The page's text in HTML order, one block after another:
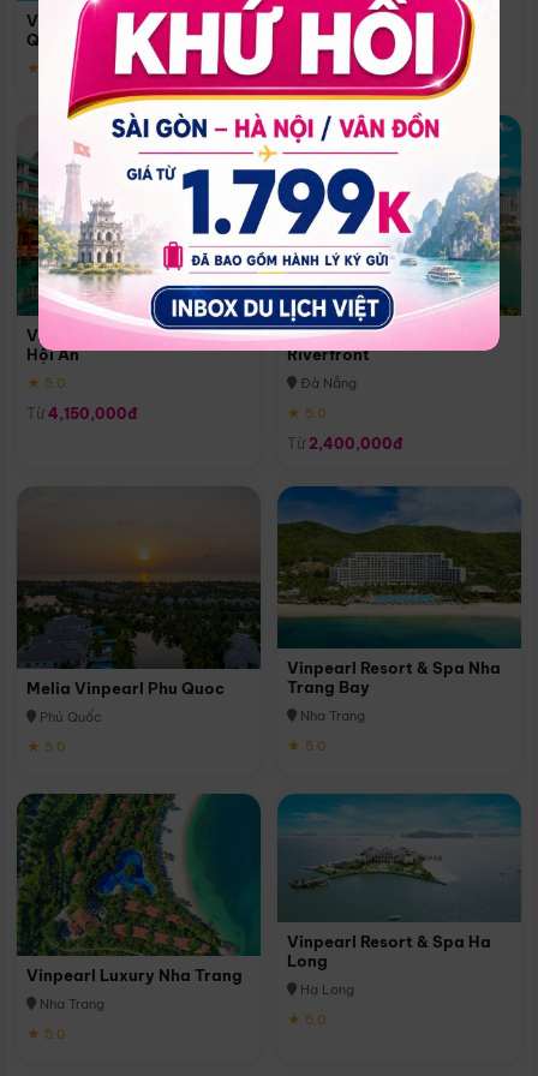
Vinpearl Resort & Spa Phu
Quoc
★ 5.0
Quoc
Phú Quốc
★ 5.0
Vinpearl Resort & Golf Nam
Hội An
★ 5.0
Từ 4,150,000đ
Melia Vinpearl Danang
Riverfront
Đà Nẵng
★ 5.0
Từ 2,400,000đ
Melia Vinpearl Phu Quoc
Phú Quốc
★ 5.0
Vinpearl Resort & Spa Nha
Trang Bay
Nha Trang
★ 5.0
Vinpearl Luxury Nha Trang
Nha Trang
★ 5.0
Vinpearl Resort & Spa Ha
Long
Hạ Long
★ 5.0